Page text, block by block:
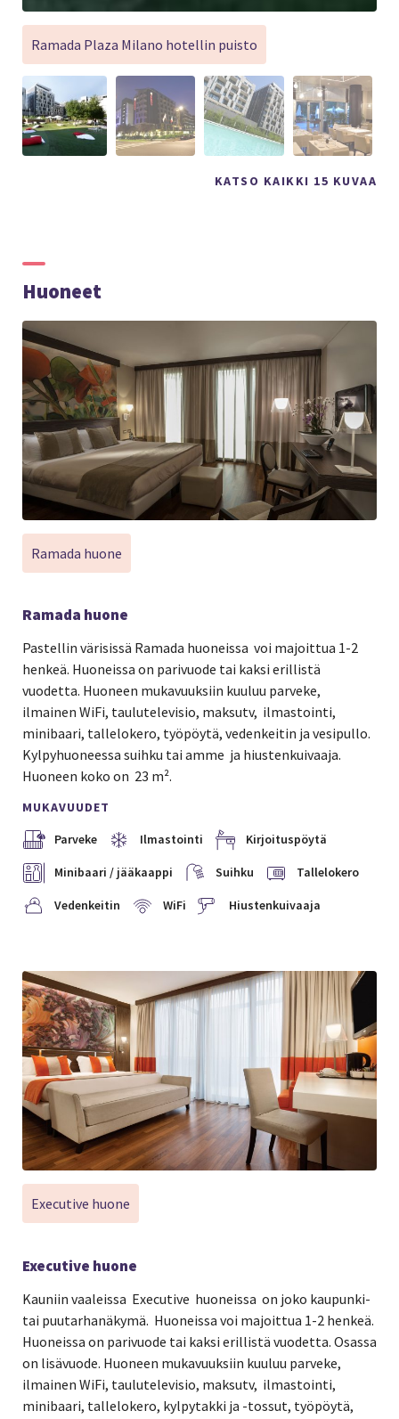
KATSO KAIKKI 15 KUVAA
Ramada Plaza Milano hotellin puisto
Huoneet
Ramada huone
Ramada huone
Pastellin värisissä Ramada huoneissa voi majoittua 1-2
henkeä. Huoneissa on parivuode tai kaksi erillistä
vuodetta. Huoneen mukavuuksiin kuuluu parveke,
ilmainen WiFi, taulutelevisio, maksutv, ilmastointi,
minibaari, tallelokero, työpöytä, vedenkeitin ja vesipullo.
Kylpyhuoneessa suihku tai amme ja hiustenkuivaaja.
Huoneen koko on 23 m².
MUKAVUUDET
Parveke
Ilmastointi Kirjoituspöytä
Minibaari / jääkaappi Suihku Tallelokero
Vedenkeitin WiFi Hiustenkuivaaja
Executive huone
Executive huone
Kauniin vaaleissa Executive huoneissa on joko kaupunki-
tai puutarhanäkymä. Huoneissa voi majoittua 1-2 henkeä.
Huoneissa on parivuode tai kaksi erillistä vuodetta. Osassa
on lisävuode. Huoneen mukavuuksiin kuuluu parveke,
ilmainen WiFi, taulutelevisio, maksutv, ilmastointi,
minibaari, tallelokero, kylpytakki ja -tossut, työpöytä,